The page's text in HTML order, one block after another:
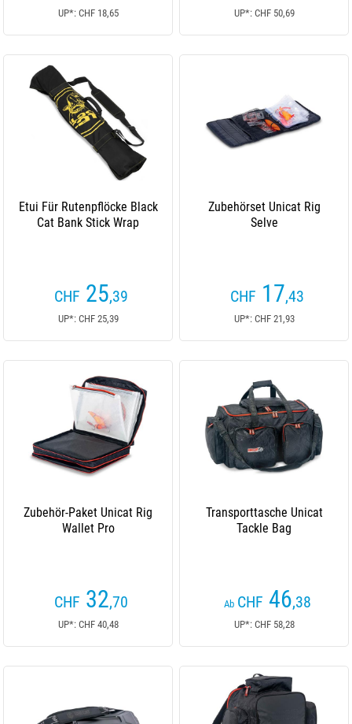
UP*: CHF 18,65 UP*: CHF 50,69
Etui Für Rutenpflöcke Black
Cat Bank Stick Wrap
CHF 25,39
UP*: CHF 25,39
Zubehörset Unicat Rig
Selve
CHF 17,43
UP*: CHF 21,93
Zubehör-Paket Unicat Rig
Wallet Pro
CHF 32,70
UP*: CHF 40,48
Transporttasche Unicat
Tackle Bag
Ab CHF 46,38
UP*: CHF 58,28